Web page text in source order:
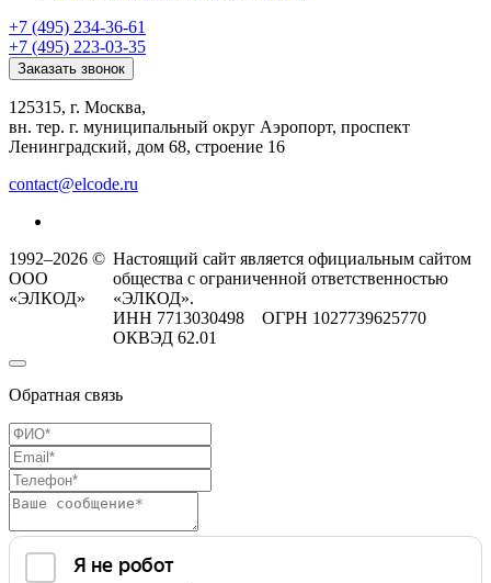
+7 (495) 234-36-61
+7 (495) 223-03-35
Заказать звонок
125315, г. Москва,
вн. тер. г. муниципальный округ Аэропорт, проспект
Ленинградский, дом 68, строение 16
contact@elcode.ru
1992–2026 ©
ООО
«ЭЛКОД»
Настоящий сайт является официальным сайтом
общества с ограниченной ответственностью
«ЭЛКОД».
ИНН 7713030498 ОГРН 1027739625770
ОКВЭД 62.01
Обратная связь